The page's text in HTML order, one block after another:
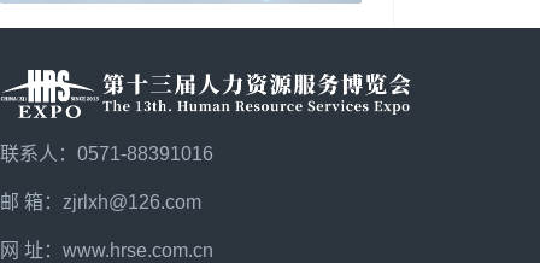
联系人：0571-88391016
邮 箱：zjrlxh@126.com
网 址： www.hrse.com.cn